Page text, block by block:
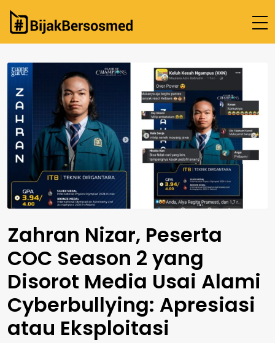
Beranda
Cek Fakta
Tentang Kami
Hubungi Kami
Zahran Nizar, Peserta
COC Season 2 yang
Disorot Media Usai Alami
Cyberbullying: Apresiasi
atau Eksploitasi